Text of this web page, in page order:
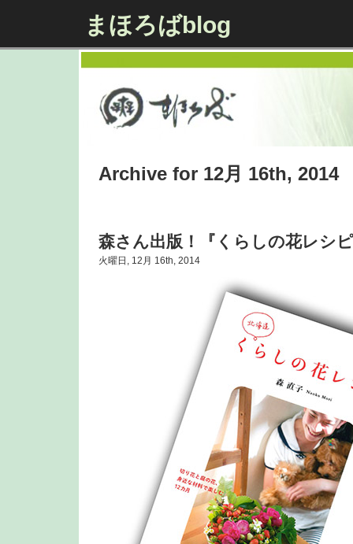
まほろばblog
Archive for 12月 16th, 2014
森さん出版！『くらしの花レシ
火曜日, 12月 16th, 2014